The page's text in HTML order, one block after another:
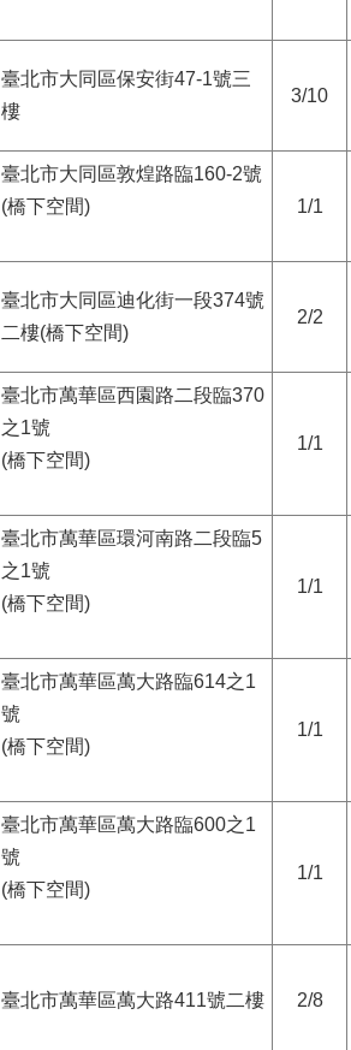
臺北市大同區保安街47-1號三
樓
3/10
臺北市大同區敦煌路臨160-2號
(橋下空間)
1/1
臺北市大同區迪化街一段374號
二樓(橋下空間)
2/2
臺北市萬華區西園路二段臨370
之1號
(橋下空間)
1/1
臺北市萬華區環河南路二段臨5
之1號
(橋下空間)
1/1
臺北市萬華區萬大路臨614之1
號
(橋下空間)
1/1
臺北市萬華區萬大路臨600之1
號
(橋下空間)
1/1
臺北市萬華區萬大路411號二樓 2/8